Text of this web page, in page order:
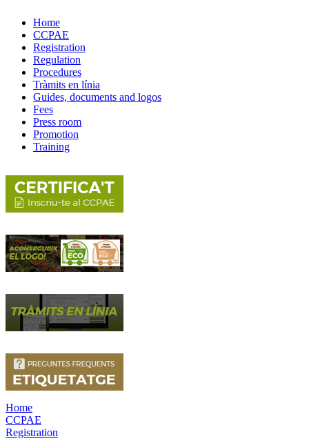
Home
CCPAE
Registration
Regulation
Procedures
Tràmits en línia
Guides, documents and logos
Fees
Press room
Promotion
Training
Home
CCPAE
Registration